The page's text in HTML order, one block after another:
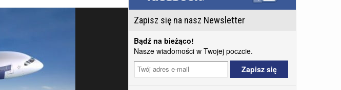
Zapisz się na nasz Newsletter
Bądź na bieżąco!
Nasze wiadomości w Twojej poczcie.